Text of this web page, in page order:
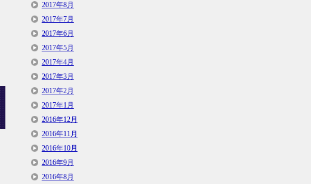
2017年8月
2017年7月
2017年6月
2017年5月
2017年4月
2017年3月
2017年2月
2017年1月
2016年12月
2016年11月
2016年10月
2016年9月
2016年8月